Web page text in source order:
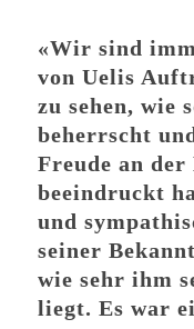
«Wir sind
von Uelis
zu sehen, wie
beherrscht
Freude an
beeindruckt
und
seiner
wie sehr ihm
liegt. Es war